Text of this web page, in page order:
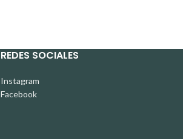
REDES SOCIALES
Instagram
Facebook